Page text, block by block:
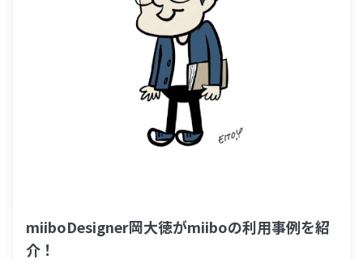
miiboDesigner岡大徳がmiiboの利用事例を紹
介！